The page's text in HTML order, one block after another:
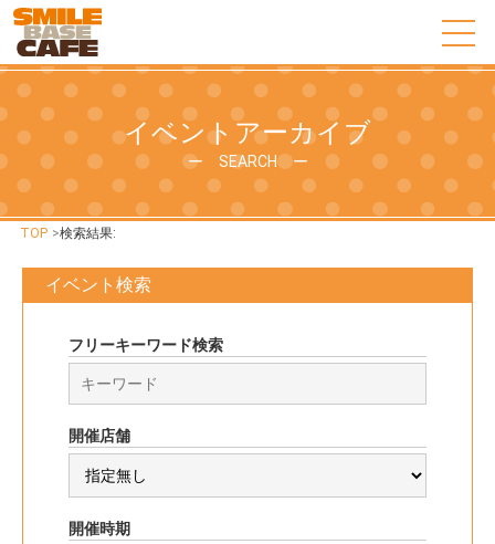
イベントアーカイブ
ー SEARCH ー
TOP >検索結果:
イベント検索
フリーキーワード検索
開催店舗
開催時期